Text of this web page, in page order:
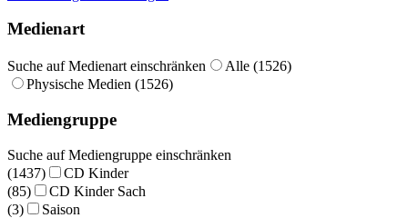
Medienart
Suche auf Medienart einschränken
Alle (1526)
Physische Medien (1526)
Mediengruppe
Suche auf Mediengruppe einschränken
(1437)
CD Kinder
(85)
CD Kinder Sach
(3)
Saison